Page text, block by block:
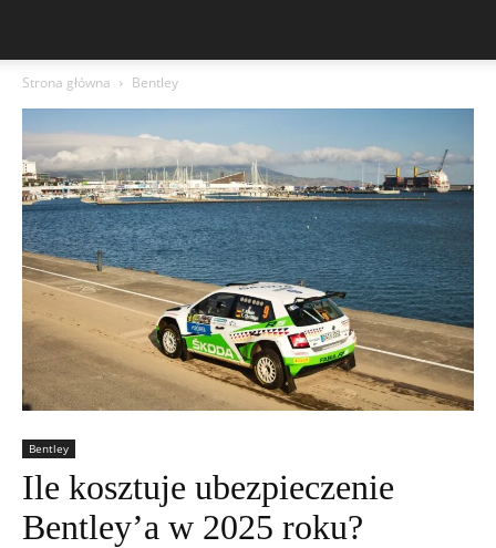
Strona główna Bentley
Bentley
Ile kosztuje ubezpieczenie
Bentley’a w 2025 roku?